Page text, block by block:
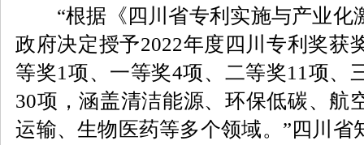
“根据《四川省专利实施与产业化
政府决定授予2022年度四川专利奖获
等奖1项、一等奖4项、二等奖11项、
30项，涵盖清洁能源、环保低碳、航
运输、生物医药等多个领域。”四川省